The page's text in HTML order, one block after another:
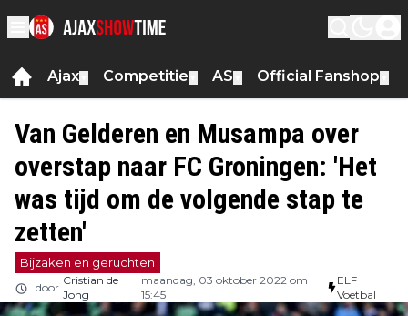
Ajax Competitie AS Official Fanshop
Van Gelderen en Musampa over
overstap naar FC Groningen: 'Het
was tijd om de volgende stap te
zetten'
Bijzaken en geruchten
door
Cristian de
Jong
maandag, 03 oktober 2022 om
15:45
ELF
Voetbal